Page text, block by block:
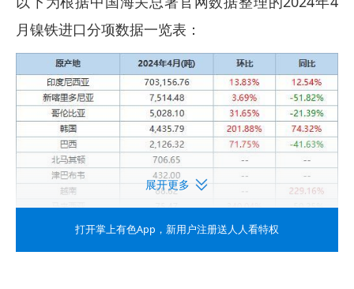
月镍铁进口分项数据一览表：
展开更多
打开掌上有色App ，新用户注册送人人看特权